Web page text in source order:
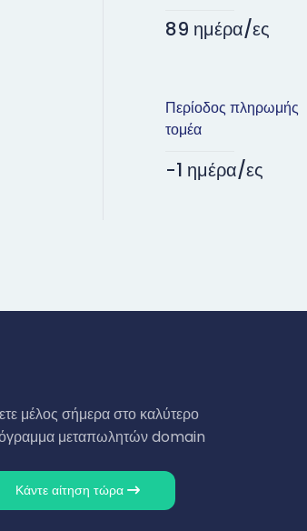
89 ημέρα/ες
Περίοδος πληρωμής
τομέα
-1 ημέρα/ες
μέλος σήμερα στο καλύτερο
μεταπωλητών domain
Κάντε αίτηση τώρα